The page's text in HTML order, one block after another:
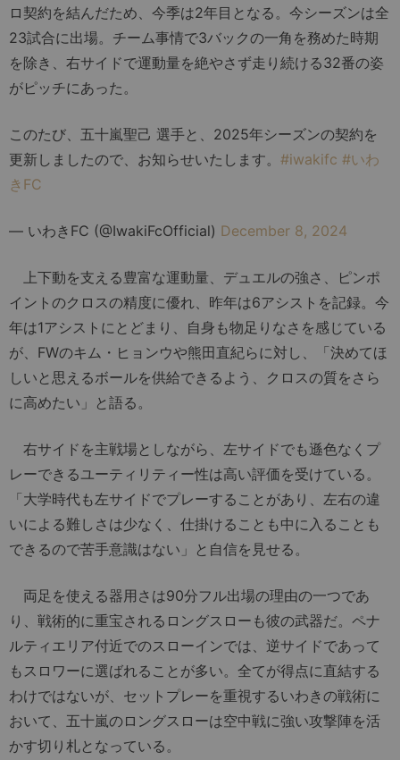
ロ契約を結んだため、今季は2年目となる。今シーズンは全
23試合に出場。チーム事情で3バックの一角を務めた時期
を除き、右サイドで運動量を絶やさず走り続ける32番の姿
がピッチにあった。
このたび、五十嵐聖己 選手と、2025年シーズンの契約を
更新しましたので、お知らせいたします。 #iwakifc #いわ
きFC
— いわきFC (@IwakiFcOfficial) December 8, 2024
上下動を支える豊富な運動量、デュエルの強さ、ピンポ
イントのクロスの精度に優れ、昨年は6アシストを記録。今
年は1アシストにとどまり、自身も物足りなさを感じている
が、FWのキム・ヒョンウや熊田直紀らに対し、「決めてほ
しいと思えるボールを供給できるよう、クロスの質をさら
に高めたい」と語る。
右サイドを主戦場としながら、左サイドでも遜色なくプ
レーできるユーティリティー性は高い評価を受けている。
「大学時代も左サイドでプレーすることがあり、左右の違
いによる難しさは少なく、仕掛けることも中に入ることも
できるので苦手意識はない」と自信を見せる。
両足を使える器用さは90分フル出場の理由の一つであ
り、戦術的に重宝されるロングスローも彼の武器だ。ペナ
ルティエリア付近でのスローインでは、逆サイドであって
もスロワーに選ばれることが多い。全てが得点に直結する
わけではないが、セットプレーを重視するいわきの戦術に
おいて、五十嵐のロングスローは空中戦に強い攻撃陣を活
かす切り札となっている。